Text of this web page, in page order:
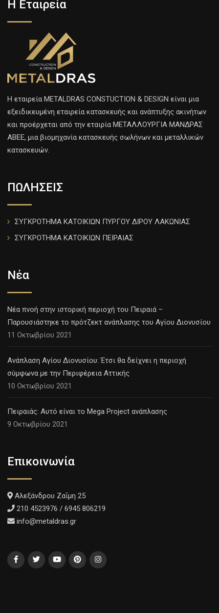
Η Εταιρεία
H εταιρεία METALDRAS CONSTUCTION & DESIGN είναι μια
εξειδικευμένη εταιρεία κατασκευής και ανάπτυξης ακινήτων
και προέρχεται από την εταιρία ΜΕΤΑΛΛΟΥΡΓΙΑ ΜΑΝΔΡΑΣ
ΑΒΕΕ, μια βιομηχανία κατασκευής σωλήνων και μεταλλικών
κατασκευών.
ΠΩΛΗΣΕΙΣ
ΣΥΓΚΡΟΤΗΜΑ ΚΑΤΟΙΚΙΩΝ ΠΥΡΓΟΥ ΔΙΡΟΥ ΛΑΚΩΝΙΑΣ
ΣΥΓΚΡΟΤΗΜΑ ΚΑΤΟΙΚΙΩΝ ΠΕΙΡΑΙΑΣ
Νέα
Νέα πνοή στην ιστορική περιοχή του Πειραιά –
Παρουσιάστηκε το πρότζεκτ ανάπλασης του Αγίου Διονυσίου
11 Οκτωβρίου 2021
Ανάπλαση Αγίου Διονυσίου: Έτσι θα δείχνει η περιοχή
σύμφωνα με την Περιφέρεια Αττικής
10 Οκτωβρίου 2021
Πειραιάς: Αυτό είναι το Mega Project ανάπλασης
9 Οκτωβρίου 2021
Επικοινωνία
Αλεξάνδρου Ζαΐμη 25
210 4523976 / 6945 806219
info@metaldras.gr